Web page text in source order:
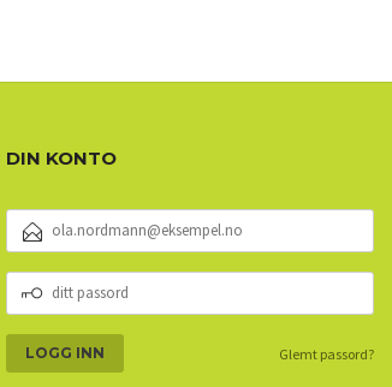
DIN KONTO
POSTADRESSE
PASSORD
Glemt passord?